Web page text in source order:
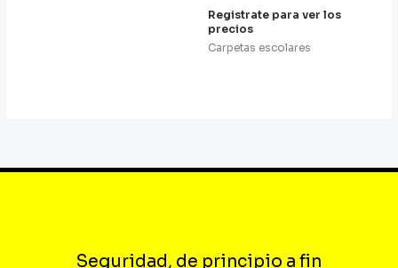
Registrate para ver los
precios
Carpetas escolares
Seguridad, de principio a fin